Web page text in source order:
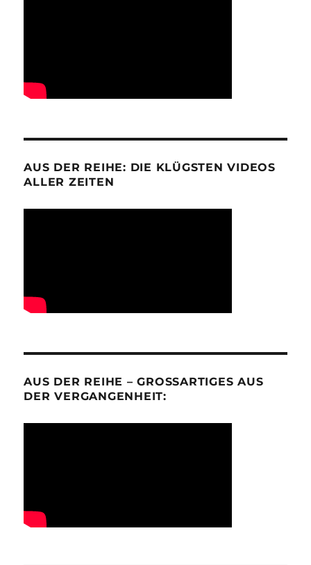
AUS DER REIHE: DIE KLÜGSTEN VIDEOS
ALLER ZEITEN
AUS DER REIHE – GROSSARTIGES AUS D
ER VERGANGENHEIT: